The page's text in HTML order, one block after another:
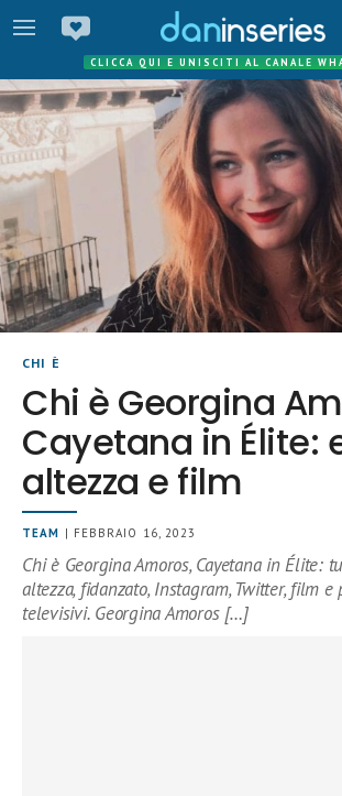
CLICCA QUI E UNISCITI AL CANALE
CHI È
Chi è Georgina
Cayetana in Élite:
altezza e film
TEAM | FEBBRAIO 16, 2023
Chi è Georgina Amoros, Cayetana in Élite:
altezza, fidanzato, Instagram, Twitter, film
televisivi. Georgina Amoros […]